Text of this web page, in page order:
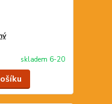
skladem 6-20